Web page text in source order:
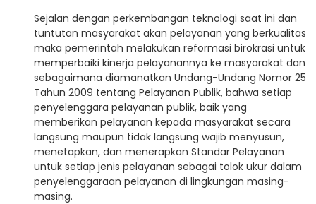
Sejalan dengan perkembangan teknologi saat ini dan
tuntutan masyarakat akan pelayanan yang berkualitas
maka pemerintah melakukan reformasi birokrasi untuk
memperbaiki kinerja pelayanannya ke masyarakat dan
sebagaimana diamanatkan Undang-Undang Nomor 25
Tahun 2009 tentang Pelayanan Publik, bahwa setiap
penyelenggara pelayanan publik, baik yang
memberikan pelayanan kepada masyarakat secara
langsung maupun tidak langsung wajib menyusun,
menetapkan, dan menerapkan Standar Pelayanan
untuk setiap jenis pelayanan sebagai tolok ukur dalam
penyelenggaraan pelayanan di lingkungan masing-
masing.